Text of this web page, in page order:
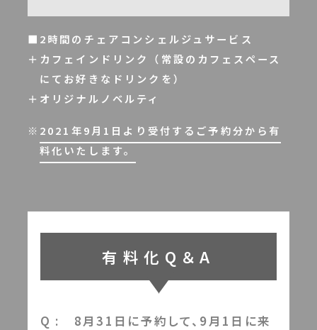
■2時間のチェアコンシェルジュサービス
＋カフェインドリンク（常設のカフェスペース
にてお好きなドリンクを）
＋オリジナルノベルティ
※ 2021年9月1日より受付するご予約分から有
料化いたします。
有料化Q＆A
Q :
8月31日に予約して、9月1日に来